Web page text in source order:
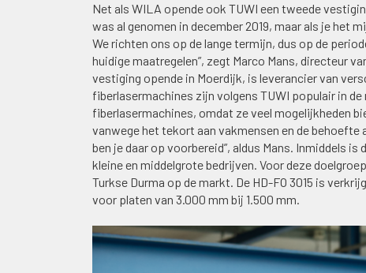
Net als WILA opende ook TUWI een tweede
was al genomen in december 2019, maar als je het
We richten ons op de lange termijn, dus op de
huidige maatregelen”, zegt Marco Mans, directeur
vestiging opende in Moerdijk, is leverancier van
fiberlasermachines zijn volgens TUWI populair in
fiberlasermachines, omdat ze veel mogelijkheden
vanwege het tekort aan vakmensen en de
ben je daar op voorbereid”, aldus Mans. Inmiddels
kleine en middelgrote bedrijven. Voor deze
Turkse Durma op de markt. De HD-FO 3015 is
voor platen van 3.000 mm bij 1.500 mm.